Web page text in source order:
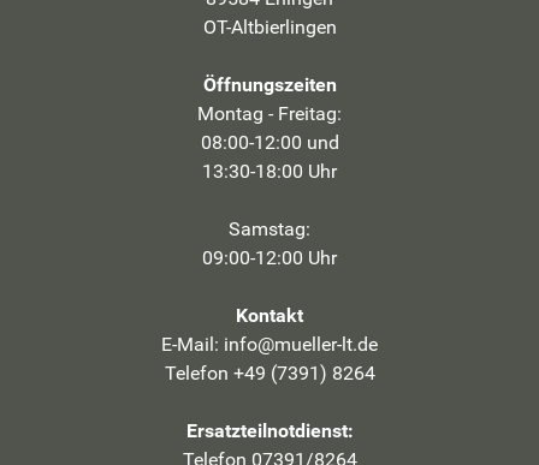
OT-Altbierlingen
Öffnungszeiten
Montag - Freitag:
08:00-12:00 und
13:30-18:00 Uhr
Samstag:
09:00-12:00 Uhr
Kontakt
E-Mail: info@mueller-lt.de
Telefon +49 (7391) 8264
Ersatzteilnotdienst:
Telefon 07391/8264